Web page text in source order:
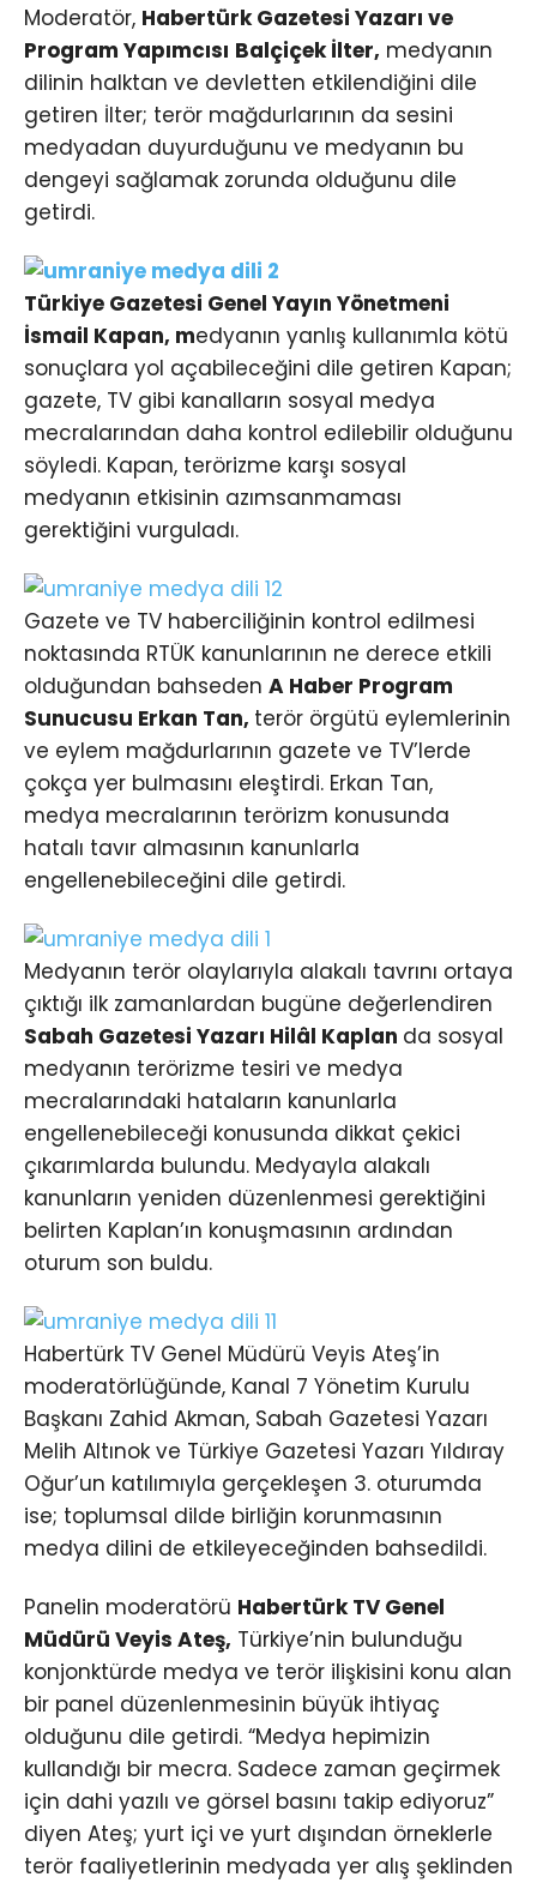
Moderatör, Habertürk Gazetesi Yazarı ve
Program Yapımcısı Balçiçek İlter, medyanın
dilinin halktan ve devletten etkilendiğini dile
getiren İlter; terör mağdurlarının da sesini
medyadan duyurduğunu ve medyanın bu
dengeyi sağlamak zorunda olduğunu dile
getirdi.
Türkiye Gazetesi Genel Yayın Yönetmeni
İsmail Kapan, medyanın yanlış kullanımla kötü
sonuçlara yol açabileceğini dile getiren Kapan;
gazete, TV gibi kanalların sosyal medya
mecralarından daha kontrol edilebilir olduğunu
söyledi. Kapan, terörizme karşı sosyal
medyanın etkisinin azımsanmaması
gerektiğini vurguladı.
Gazete ve TV haberciliğinin kontrol edilmesi
noktasında RTÜK kanunlarının ne derece etkili
olduğundan bahseden A Haber Program
Sunucusu Erkan Tan, terör örgütü eylemlerinin
ve eylem mağdurlarının gazete ve TV’lerde
çokça yer bulmasını eleştirdi. Erkan Tan,
medya mecralarının terörizm konusunda
hatalı tavır almasının kanunlarla
engellenebileceğini dile getirdi.
Medyanın terör olaylarıyla alakalı tavrını ortaya
çıktığı ilk zamanlardan bugüne değerlendiren
Sabah Gazetesi Yazarı Hilâl Kaplan da sosyal
medyanın terörizme tesiri ve medya
mecralarındaki hataların kanunlarla
engellenebileceği konusunda dikkat çekici
çıkarımlarda bulundu. Medyayla alakalı
kanunların yeniden düzenlenmesi gerektiğini
belirten Kaplan’ın konuşmasının ardından
oturum son buldu.
Habertürk TV Genel Müdürü Veyis Ateş’in
moderatörlüğünde, Kanal 7 Yönetim Kurulu
Başkanı Zahid Akman, Sabah Gazetesi Yazarı
Melih Altınok ve Türkiye Gazetesi Yazarı Yıldıray
Oğur’un katılımıyla gerçekleşen 3. oturumda
ise; toplumsal dilde birliğin korunmasının
medya dilini de etkileyeceğinden bahsedildi.
Panelin moderatörü Habertürk TV Genel
Müdürü Veyis Ateş, Türkiye’nin bulunduğu
konjonktürde medya ve terör ilişkisini konu alan
bir panel düzenlenmesinin büyük ihtiyaç
olduğunu dile getirdi. “Medya hepimizin
kullandığı bir mecra. Sadece zaman geçirmek
için dahi yazılı ve görsel basını takip ediyoruz”
diyen Ateş; yurt içi ve yurt dışından örneklerle
terör faaliyetlerinin medyada yer alış şeklinden